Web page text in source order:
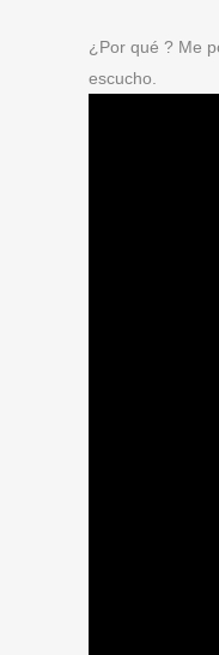
¿Por qué ? Me
escucho.